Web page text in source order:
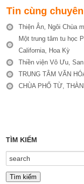
Tin cùng
Thiện Ân, Ngôi Chùa
Một trung tâm tu học
California, Hoa Kỳ
Thiền viện Vô Ưu,
TRUNG TÂM VĂN
CHÙA PHỔ TỪ,
TÌM KIẾM